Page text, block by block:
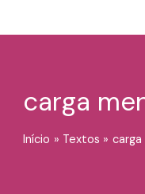
carga
Início Textos